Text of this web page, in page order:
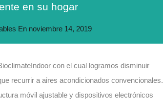
en su hogar
En noviembre 14, 2019
con el cual logramos disminuir
recurrir a aires acondicionados convencionales.
móvil ajustable y dispositivos electrónicos